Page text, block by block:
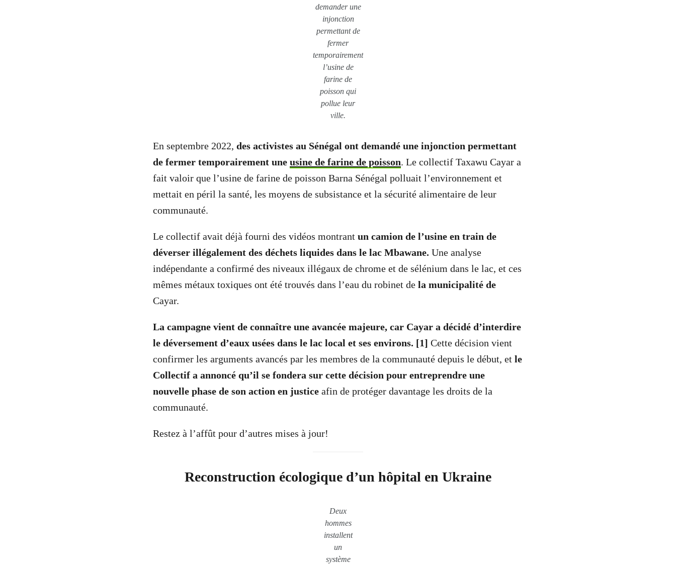
demander une
injonction
permettant de
fermer
temporairement
l’usine de
farine de
poisson qui
pollue leur
ville.
En septembre 2022, des activistes au Sénégal ont demandé une injonction permettant
de fermer temporairement une usine de farine de poisson. Le collectif Taxawu Cayar a
fait valoir que l’usine de farine de poisson Barna Sénégal polluait l’environnement et
mettait en péril la santé, les moyens de subsistance et la sécurité alimentaire de leur
communauté.
Le collectif avait déjà fourni des vidéos montrant un camion de l’usine en train de
déverser illégalement des déchets liquides dans le lac Mbawane. Une analyse
indépendante a confirmé des niveaux illégaux de chrome et de sélénium dans le lac, et ces
mêmes métaux toxiques ont été trouvés dans l’eau du robinet de la municipalité de
Cayar.
La campagne vient de connaître une avancée majeure, car Cayar a décidé d’interdire
le déversement d’eaux usées dans le lac local et ses environs. [1] Cette décision vient
confirmer les arguments avancés par les membres de la communauté depuis le début, et le
Collectif a annoncé qu’il se fondera sur cette décision pour entreprendre une
nouvelle phase de son action en justice afin de protéger davantage les droits de la
communauté.
Restez à l’affût pour d’autres mises à jour!
Reconstruction écologique d’un hôpital en Ukraine
Deux
hommes
installent
un
système